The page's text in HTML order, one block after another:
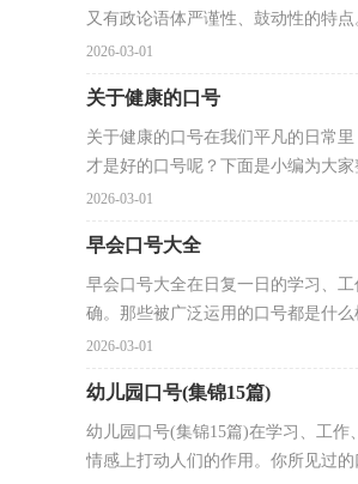
又有政论语体严谨性、鼓动性的特
2026-03-01
关于健康的口号
关于健康的口号在我们平凡的日常
才是好的口号呢？下面是小编为大
2026-03-01
早会口号大全
早会口号大全在日复一日的学习、
确。那些被广泛运用的口号都是什
2026-03-01
幼儿园口号(集锦15篇)
幼儿园口号(集锦15篇)在学习、工
情感上打动人们的作用。你所见过